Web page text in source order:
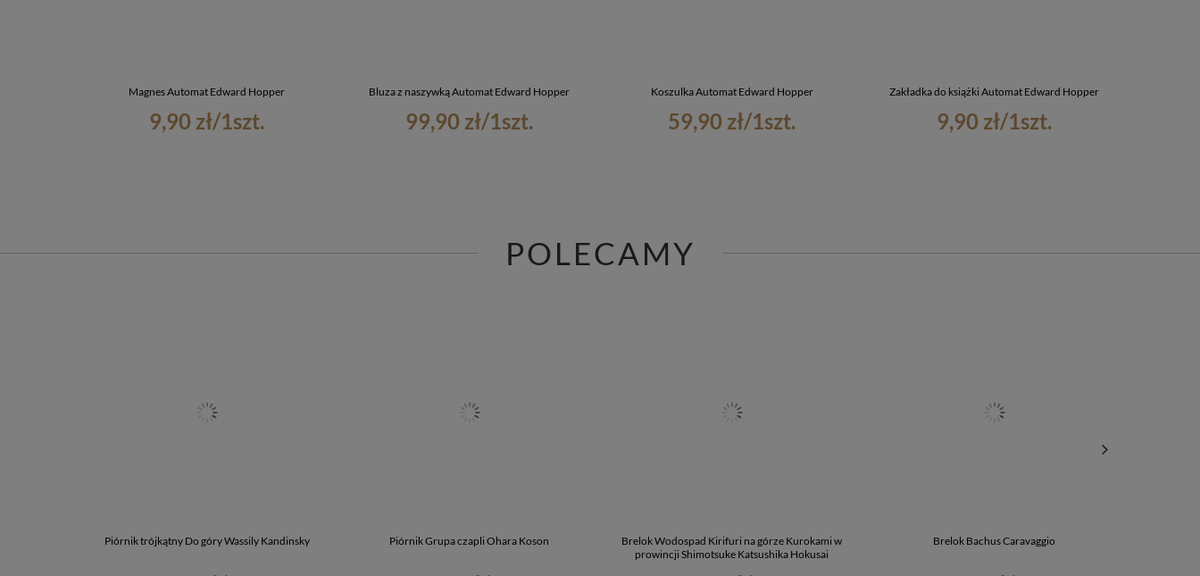
Magnes Automat Edward Hopper
9,90 zł/1szt.
Bluza z naszywką Automat Edward Hopper
99,90 zł/1szt.
Koszulka Automat Edward Hopper
59,90 zł/1szt.
Zakładka do książki Automat Edward Hopper
9,90 zł/1szt.
POLECAMY
Piórnik trójkątny Do góry Wassily Kandinsky Piórnik Grupa czapli Ohara Koson
Brelok Wodospad Kirifuri na górze Kurokami w
prowincji Shimotsuke Katsushika Hokusai
Brelok Bachus Caravaggio